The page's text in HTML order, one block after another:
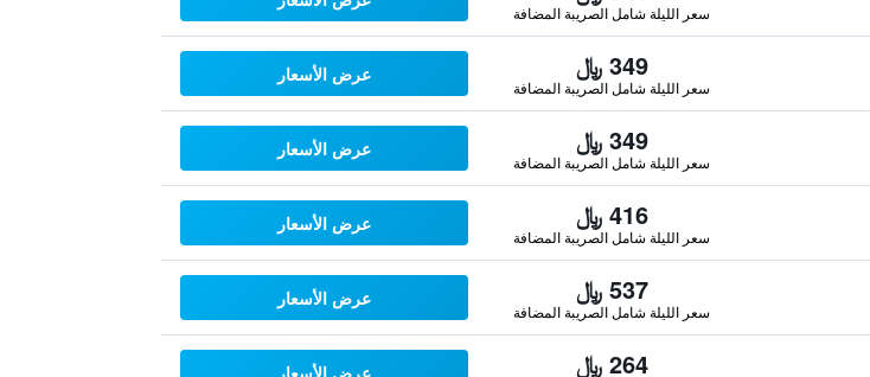
سعر الليلة شامل الصريبة المضافة
349 ﷼
سعر الليلة شامل الصريبة المضافة
عرض الأسعار
349 ﷼
سعر الليلة شامل الصريبة المضافة
عرض الأسعار
416 ﷼
سعر الليلة شامل الصريبة المضافة
عرض الأسعار
537 ﷼
سعر الليلة شامل الصريبة المضافة
عرض الأسعار
264 ﷼ عرض الأسعار